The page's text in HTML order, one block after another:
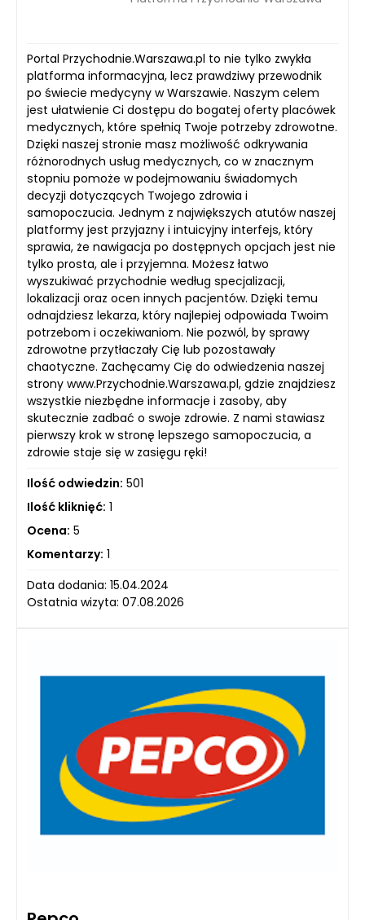
Portal Przychodnie.Warszawa.pl to nie tylko zwykła
platforma informacyjna, lecz prawdziwy przewodnik
po świecie medycyny w Warszawie. Naszym celem
jest ułatwienie Ci dostępu do bogatej oferty placówek
medycznych, które spełnią Twoje potrzeby zdrowotne.
Dzięki naszej stronie masz możliwość odkrywania
różnorodnych usług medycznych, co w znacznym
stopniu pomoże w podejmowaniu świadomych
decyzji dotyczących Twojego zdrowia i
samopoczucia. Jednym z największych atutów naszej
platformy jest przyjazny i intuicyjny interfejs, który
sprawia, że nawigacja po dostępnych opcjach jest nie
tylko prosta, ale i przyjemna. Możesz łatwo
wyszukiwać przychodnie według specjalizacji,
lokalizacji oraz ocen innych pacjentów. Dzięki temu
odnajdziesz lekarza, który najlepiej odpowiada Twoim
potrzebom i oczekiwaniom. Nie pozwól, by sprawy
zdrowotne przytłaczały Cię lub pozostawały
chaotyczne. Zachęcamy Cię do odwiedzenia naszej
strony www.Przychodnie.Warszawa.pl, gdzie znajdziesz
wszystkie niezbędne informacje i zasoby, aby
skutecznie zadbać o swoje zdrowie. Z nami stawiasz
pierwszy krok w stronę lepszego samopoczucia, a
zdrowie staje się w zasięgu ręki!
Ilość odwiedzin: 501
Ilość kliknięć: 1
Ocena: 5
Komentarzy: 1
Data dodania: 15.04.2024
Ostatnia wizyta: 07.08.2026